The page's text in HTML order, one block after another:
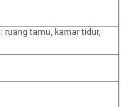
ruang tamu, kamar tidur,